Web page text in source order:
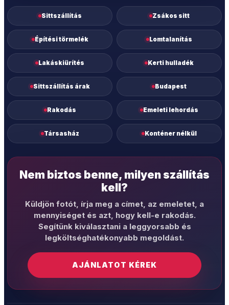
Sittszállítás Zsákos sitt
Építési törmelék Lomtalanítás
Lakáskiürítés Kerti hulladék
Sittszállítás árak Budapest
Rakodás Emeleti lehordás
Társasház Konténer nélkül
Nem biztos benne, milyen szállítás
kell?
Küldjön fotót, írja meg a címet, az emeletet, a
mennyiséget és azt, hogy kell-e rakodás.
Segítünk kiválasztani a leggyorsabb és
legköltséghatékonyabb megoldást.
AJÁNLATOT KÉREK